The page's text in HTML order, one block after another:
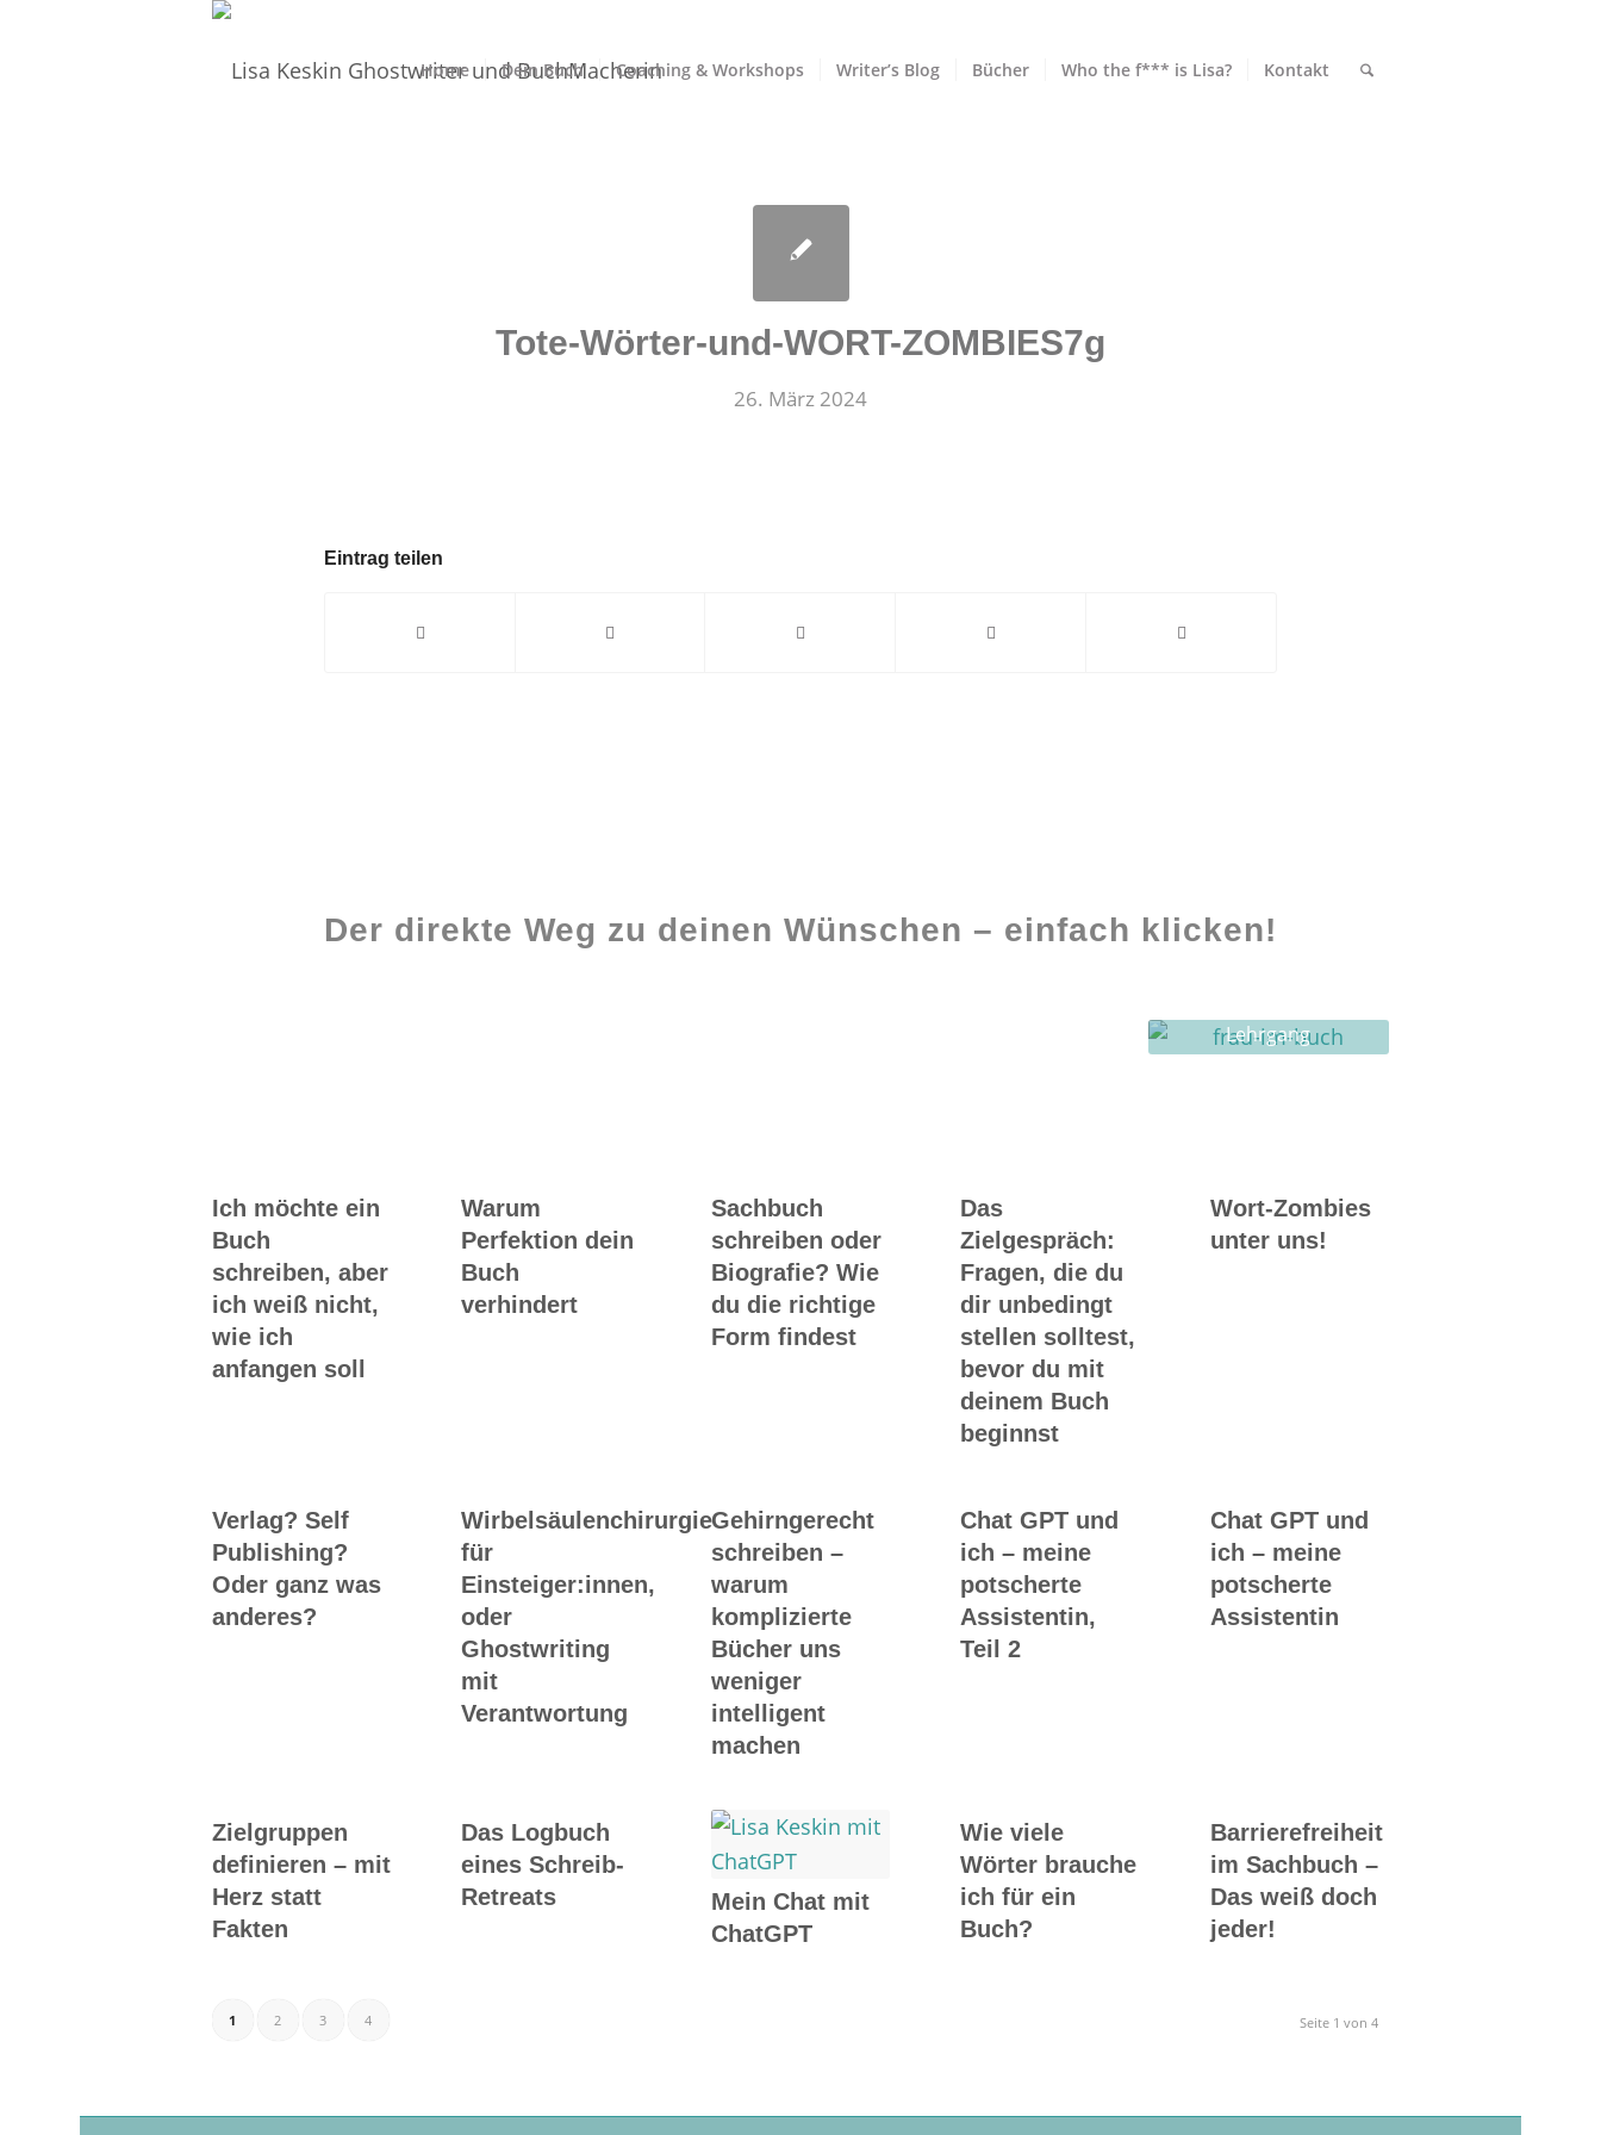
Home Dein Buch Coaching & Workshops Writer’s Blog Bücher Who the f*** is Lisa? Kontakt
Tote-Wörter-und-WORT-ZOMBIES7g
26. März 2024
Eintrag teilen
Der direkte Weg zu deinen Wünschen – einfach klicken!
Lehrgang
Ghostwriting
Ich möchte ein
Buch
schreiben, aber
ich weiß nicht,
wie ich
anfangen soll
Warum
Perfektion dein
Buch
verhindert
Sachbuch
schreiben oder
Biografie? Wie
du die richtige
Form findest
Das
Zielgespräch:
Fragen, die du
dir unbedingt
stellen solltest,
bevor du mit
deinem Buch
beginnst
Wort-Zombies
unter uns!
Verlag? Self
Publishing?
Oder ganz was
anderes?
Wirbelsäulenchirurgie
für
Einsteiger:innen,
oder
Ghostwriting
mit
Verantwortung
Gehirngerecht
schreiben –
warum
komplizierte
Bücher uns
weniger
intelligent
machen
Chat GPT und
ich – meine
potscherte
Assistentin,
Teil 2
Chat GPT und
ich – meine
potscherte
Assistentin
Zielgruppen
definieren – mit
Herz statt
Fakten
Das Logbuch
eines Schreib-
Retreats
Mein Chat mit
ChatGPT
Wie viele
Wörter brauche
ich für ein
Buch?
Barrierefreiheit
im Sachbuch –
Das weiß doch
jeder!
Seite 1 von 4
1 2 3 4